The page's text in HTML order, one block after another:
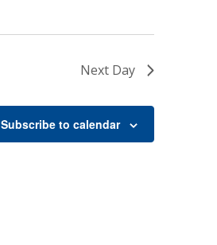
Next Day
Subscribe to calendar